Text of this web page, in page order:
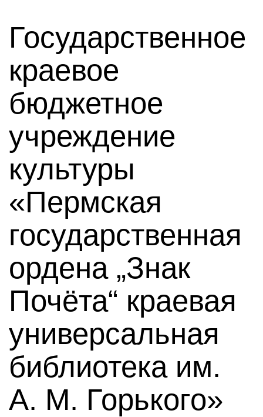
Государственное
краевое
бюджетное
учреждение
культуры
«Пермская
государственная
ордена „Знак
Почёта“ краевая
универсальная
библиотека им.
А. М. Горького»